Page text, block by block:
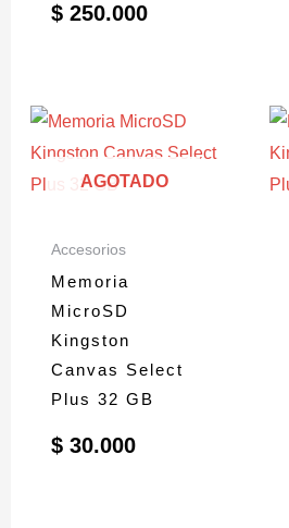
$ 250.000
AGOTADO
Accesorios
Memoria
MicroSD
Kingston
Canvas Select
Plus 32 GB
$ 30.000